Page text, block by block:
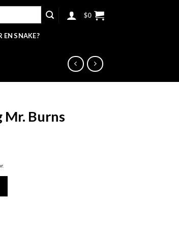
$0
EN SNAKE?
Mr. Burns